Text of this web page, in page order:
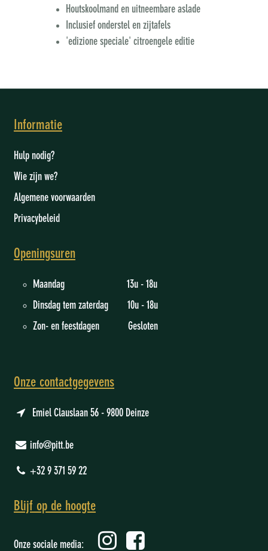
Houtskoolmand en uitneembare aslade
Inclusief onderstel en zijtafels
'edizione speciale' citroengele editie
Informatie
Hulp nodig?
Wie zijn we?
Algemene voorwaarden
Privacybeleid
Openingsuren
Maandag 13u - 18u
Dinsdag tem zaterdag 10u - 18u
Zon- en feestdagen Gesloten
Onze contactgegevens
Emiel Clauslaan 56 - 9800 Deinze
info@pitt.be
+32 9 371 59 22
Blijf op de hoogte
Onze sociale media: